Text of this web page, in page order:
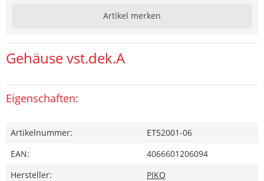
Artikel merken
Gehäuse vst.dek.A
Eigenschaften:
Artikelnummer:
ET52001-06
EAN:
4066601206094
Hersteller:
PIKO